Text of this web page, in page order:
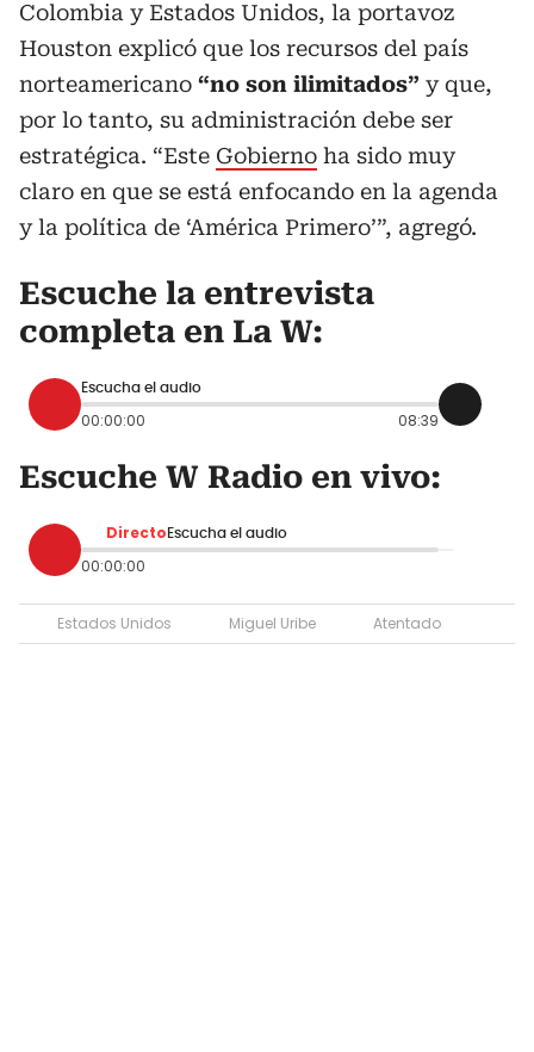
Colombia y Estados Unidos, la portavoz
Houston explicó que los recursos del país
norteamericano “no son ilimitados” y que,
por lo tanto, su administración debe ser
estratégica. “Este Gobierno ha sido muy
claro en que se está enfocando en la agenda
y la política de ‘América Primero’”, agregó.
Escuche la entrevista
completa en La W:
Escucha el audio
00:00:00 08:39
Escuche W Radio en vivo:
Directo Escucha el audio
00:00:00
Estados Unidos Miguel Uribe Atentado